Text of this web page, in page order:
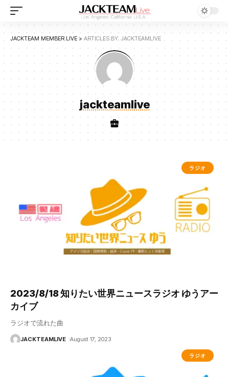
JACKTEAM MEMBER LIVE > ARTICLES BY: JACKTEAMLIVE
jackteamlive
ラジオ
2023/8/18 知りたい世界ニュースラジオ ゆうアー
カイブ
ラジオで流れた曲
JACKTEAMLIVE August 17, 2023
ラジオ